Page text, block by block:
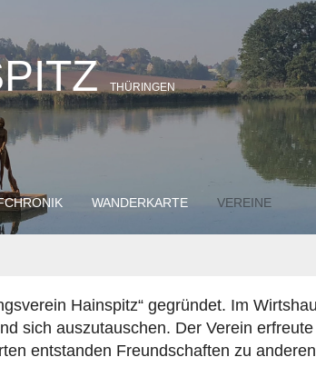
THÜRINGEN
WANDERKARTE VEREINE
Hainspitz“ gegründet. Im
sich auszutauschen. Der Verein
entstanden Freundschaften zu